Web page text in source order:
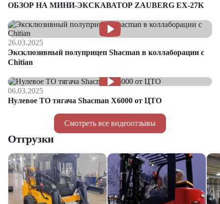
Смотреть все видеоотзывы
ОБЗОР НА МИНИ-ЭКСКАВАТОР ZAUBERG EX-27K
26.03.2025
Эксклюзивный полуприцеп Shacman в коллаборации с
Chitian
06.03.2025
Нулевое ТО тягача Shacman Х6000 от ЦТО
Отгрузки